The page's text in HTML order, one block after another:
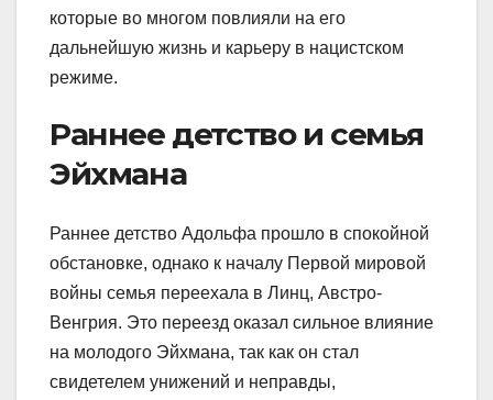
которые во многом повлияли на его
дальнейшую жизнь и карьеру в нацистском
режиме.
Раннее детство и семья
Эйхмана
Раннее детство Адольфа прошло в спокойной
обстановке, однако к началу Первой мировой
войны семья переехала в Линц, Австро-
Венгрия. Это переезд оказал сильное влияние
на молодого Эйхмана, так как он стал
свидетелем унижений и неправды,